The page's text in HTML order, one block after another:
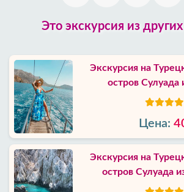
Это экскурсия из
Экскурсия на
остров Сулуада
Цена:
Экскурсия на
остров Сулуада